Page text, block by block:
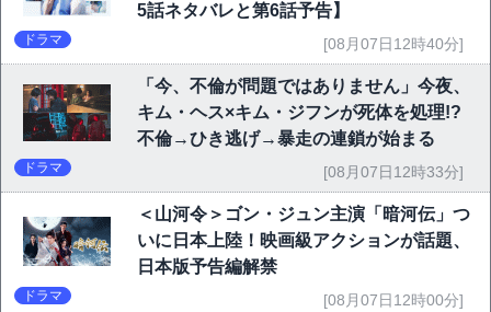
5話ネタバレと第6話予告】
ドラマ [08月07日12時40分]
「今、不倫が問題ではありません」今夜、
キム・ヘス×キム・ジフンが死体を処理!?
不倫→ひき逃げ→暴走の連鎖が始まる
ドラマ [08月07日12時33分]
＜山河令＞ゴン・ジュン主演「暗河伝」つ
いに日本上陸！映画級アクションが話題、
日本版予告編解禁
ドラマ [08月07日12時00分]